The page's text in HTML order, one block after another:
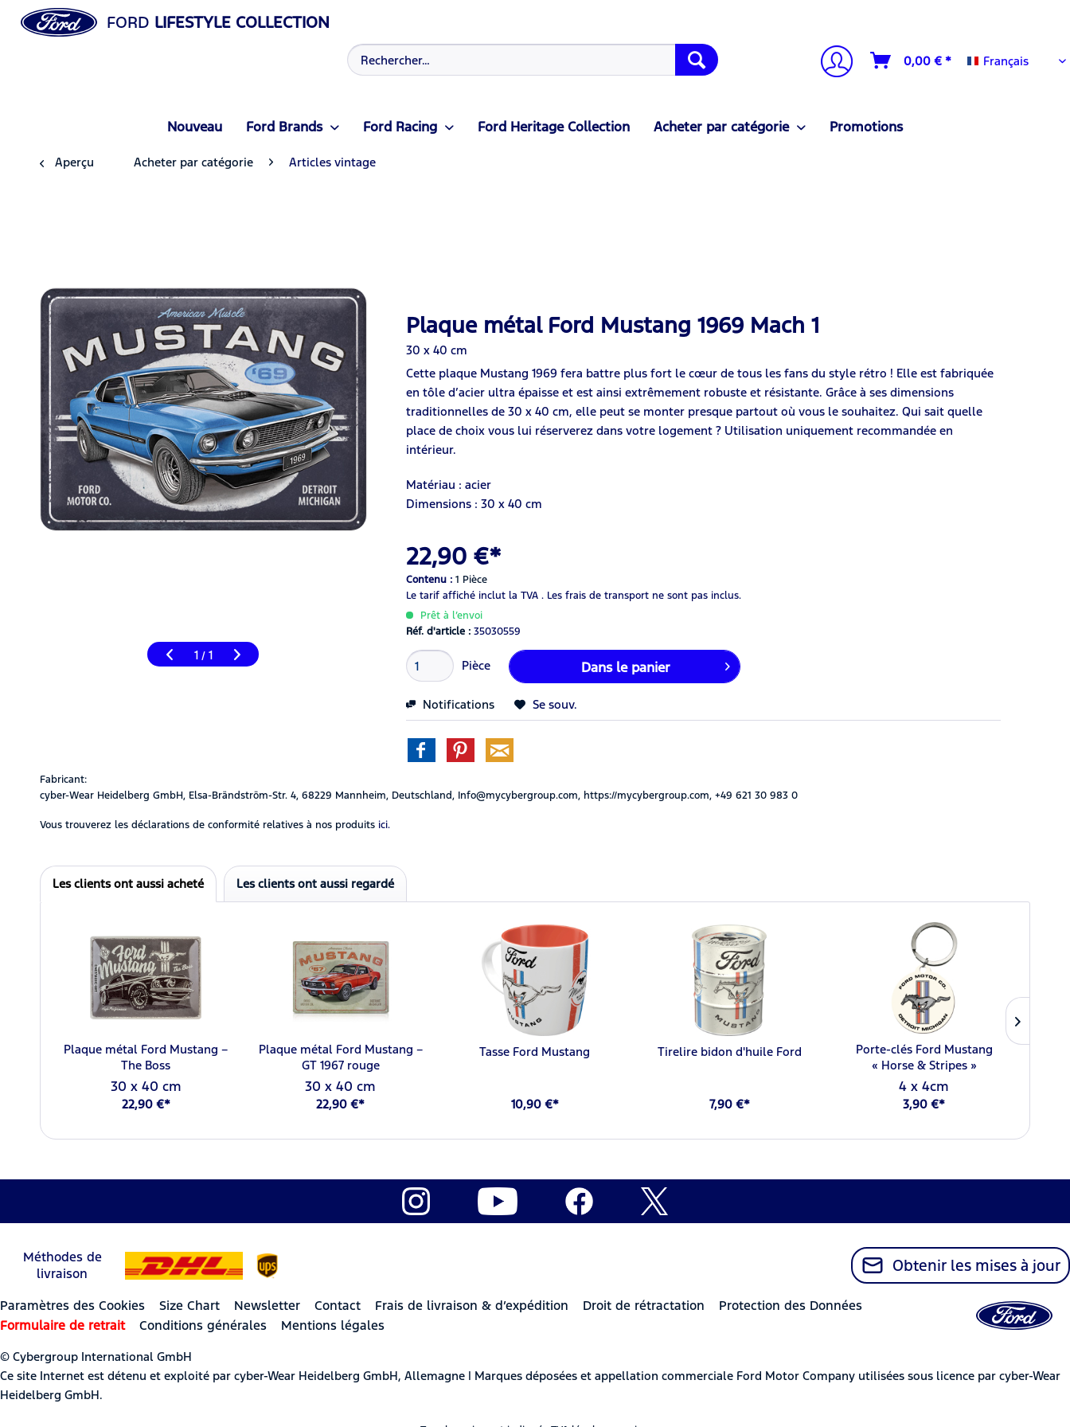
FORD LIFESTYLE COLLECTION
0,00 € * Français
Français
Nouveau Ford Brands Ford Racing Ford Heritage Collection Acheter par catégorie Promotions
Aperçu Acheter par catégorie Articles vintage
1 / 1
Plaque métal Ford Mustang 1969 Mach 1
30 x 40 cm
Cette plaque Mustang 1969 fera battre plus fort le cœur de tous les fans du style rétro ! Elle est fabriquée
en tôle d’acier ultra épaisse et est ainsi extrêmement robuste et résistante. Grâce à ses dimensions
traditionnelles de 30 x 40 cm, elle peut se monter presque partout où vous le souhaitez. Qui sait quelle
place de choix vous lui réserverez dans votre logement ? Utilisation uniquement recommandée en
intérieur.
Matériau : acier
Dimensions : 30 x 40 cm
22,90 €*
Contenu :1 Pièce
Le tarif affiché inclut la TVA . Les frais de transport ne sont pas inclus.
Prêt à l’envoi
Réf. d'article :35030559
Pièce Dans le panier
Notifications Se souv.
Fabricant:
cyber-Wear Heidelberg GmbH, Elsa-Brändström-Str. 4, 68229 Mannheim, Deutschland, Info@mycybergroup.com, https://mycybergroup.com, +49 621 30 983 0
Vous trouverez les déclarations de conformité relatives à nos produits ici.
Les clients ont aussi acheté Les clients ont aussi regardé
Plaque métal Ford Mustang –
The Boss
30 x 40 cm
22,90 €*
Plaque métal Ford Mustang –
GT 1967 rouge
30 x 40 cm
22,90 €*
Tasse Ford Mustang
10,90 €*
Tirelire bidon d'huile Ford
7,90 €*
Porte-clés Ford Mustang
« Horse & Stripes »
4 x 4cm
3,90 €*
Méthodes de
livraison
Obtenir les mises à jour
Paramètres des Cookies Size Chart Newsletter Contact Frais de livraison & d’expédition Droit de rétractation
Protection des Données
Formulaire de retrait
Conditions générales Mentions légales
© Cybergroup International GmbH
Ce site Internet est détenu et exploité par cyber-Wear Heidelberg GmbH, Allemagne | Marques déposées et appellation commerciale Ford Motor Company utilisées sous licence par cyber-Wear
Heidelberg GmbH.